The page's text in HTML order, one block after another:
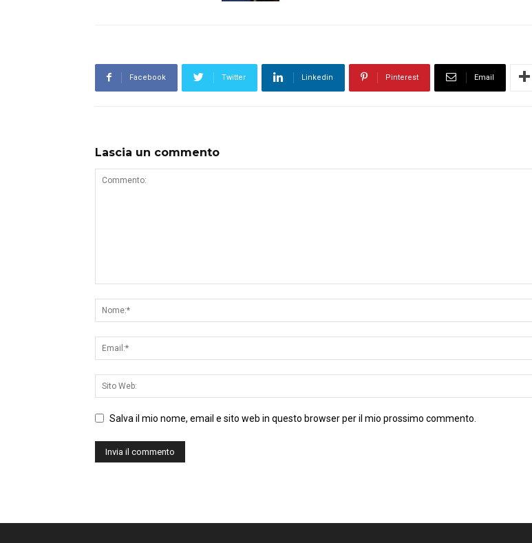
Facebook Twitter Linkedin Pinterest Email
Lascia un commento
Salva il mio nome, email e sito web in questo browser per il mio prossimo commento.